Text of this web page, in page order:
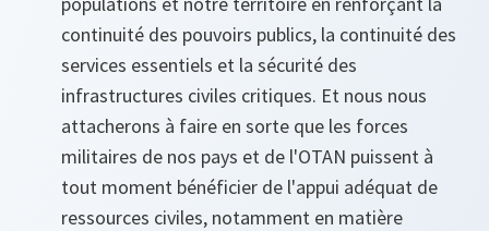
continuité des pouvoirs publics, la continuité des
services essentiels et la sécurité des
infrastructures civiles critiques. Et nous nous
attacherons à faire en sorte que les forces
militaires de nos pays et de l'OTAN puissent à
tout moment bénéficier de l'appui adéquat de
ressources civiles, notamment en matière